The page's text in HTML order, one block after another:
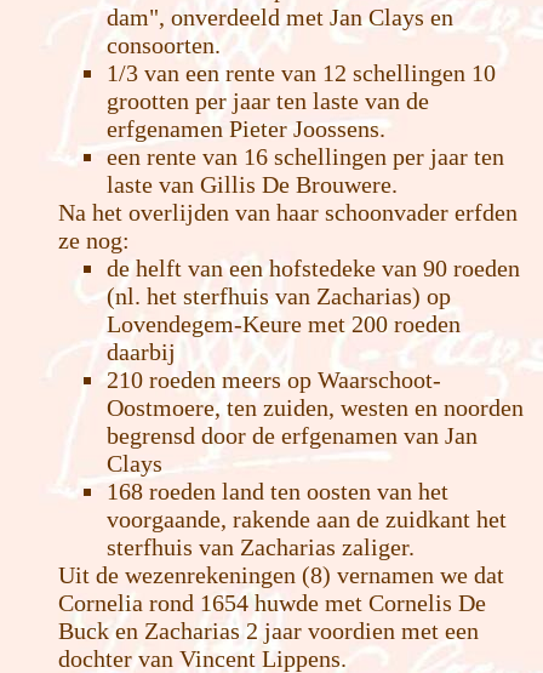
dam", onverdeeld met Jan Clays en
consoorten.
1/3 van een rente van 12 schellingen 10
grootten per jaar ten laste van de
erfgenamen Pieter Joossens.
een rente van 16 schellingen per jaar ten
laste van Gillis De Brouwere.
Na het overlijden van haar schoonvader erfden
ze nog:
de helft van een hofstedeke van 90 roeden
(nl. het sterfhuis van Zacharias) op
Lovendegem-Keure met 200 roeden
daarbij
210 roeden meers op Waarschoot-
Oostmoere, ten zuiden, westen en noorden
begrensd door de erfgenamen van Jan
Clays
168 roeden land ten oosten van het
voorgaande, rakende aan de zuidkant het
sterfhuis van Zacharias zaliger.
Uit de wezenrekeningen (8) vernamen we dat
Cornelia rond 1654 huwde met Cornelis De
Buck en Zacharias 2 jaar voordien met een
dochter van Vincent Lippens.